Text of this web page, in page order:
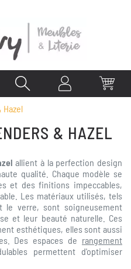
Hazel
& HAZEL
allient à la perfection design
qualité. Chaque modèle se
et des finitions impeccables,
Les matériaux utilisés, tels
verre, sont soigneusement
et leur beauté naturelle. Ces
esthétiques, elles sont aussi
Des espaces de rangement
permettent d'optimiser